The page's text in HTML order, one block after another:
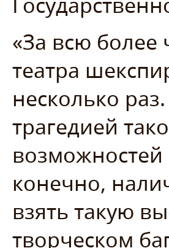
«За всю
театра
несколько
трагедией
возможностей
конечно,
взять такую
творческом